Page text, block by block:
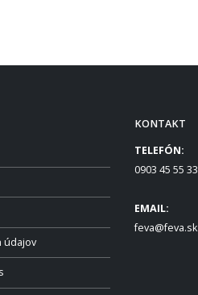
údajov
KONTAKT
TELEFÓN:
0903 45 55 33
EMAIL:
feva@feva.sk